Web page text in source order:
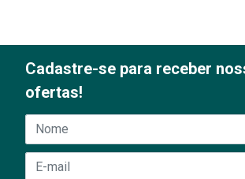
Cadastre-se para receber
ofertas!